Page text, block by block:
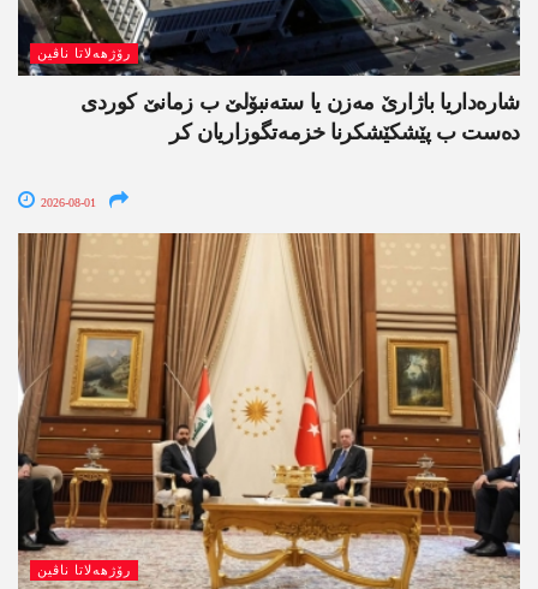
رۆژھەلاتا ناڤین
شارەداریا باژارێ مەزن یا ستەنبۆلێ ب زمانێ کوردی
دەست ب پێشکێشکرنا خزمەتگوزاریان کر
2026-08-01
رۆژھەلاتا ناڤین